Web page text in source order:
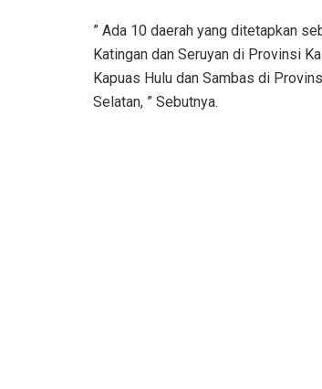
” Ada 10 daerah yang ditetapkan
Katingan dan Seruyan di Provinsi
Kapuas Hulu dan Sambas di
Selatan, ” Sebutnya.